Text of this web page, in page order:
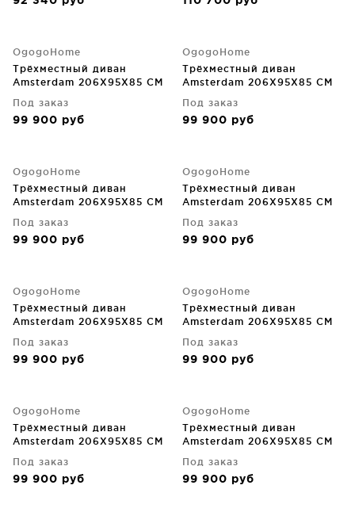
OgogoHome
Трёхместный диван
Amsterdam 206X95X85 CM
Под заказ
99 900 руб
OgogoHome
Трёхместный диван
Amsterdam 206X95X85 CM
Под заказ
99 900 руб
OgogoHome
Трёхместный диван
Amsterdam 206X95X85 CM
Под заказ
99 900 руб
OgogoHome
Трёхместный диван
Amsterdam 206X95X85 CM
Под заказ
99 900 руб
OgogoHome
Трёхместный диван
Amsterdam 206X95X85 CM
Под заказ
99 900 руб
OgogoHome
Трёхместный диван
Amsterdam 206X95X85 CM
Под заказ
99 900 руб
OgogoHome
Трёхместный диван
Amsterdam 206X95X85 CM
Под заказ
99 900 руб
OgogoHome
Трёхместный диван
Amsterdam 206X95X85 CM
Под заказ
99 900 руб